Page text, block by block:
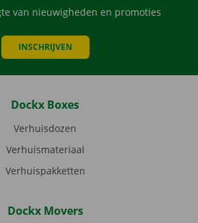
van nieuwigheden en promoties
INSCHRIJVEN
Dockx Boxes
Verhuisdozen
Verhuismateriaal
Verhuispakketten
Dockx Movers